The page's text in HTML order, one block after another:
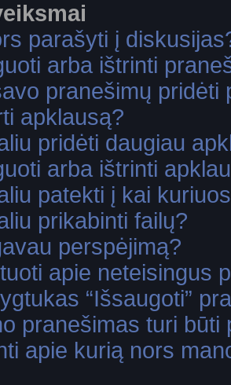
parašyti į
arba ištrinti
pranešimų pridėti
apklausą?
pridėti daugiau
arba ištrinti
patekti į kai
prikabinti failų?
perspėjimą?
apie neteisingus
“Išsaugoti”
pranešimas turi būti
apie kurią nors